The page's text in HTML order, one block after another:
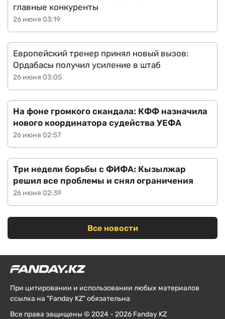
26 июня 03:19
главные конкуренты
26 июня 03:05
Европейский тренер принял новый вызов:
Ордабасы получил усиление в штаб
26 июня 02:57
На фоне громкого скандала: КФФ назначила
нового координатора судейства УЕФА
26 июня 02:39
Три недели борьбы с ФИФА: Кызылжар
решил все проблемы и снял ограничения
Все новости
При цитировании и использовании любых материалов
ссылка на "Fanday KZ" обязательна
Все права защищены © 2024 - 2026 Fanday KZ